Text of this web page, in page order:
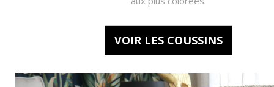
VOIR LES COUSSINS